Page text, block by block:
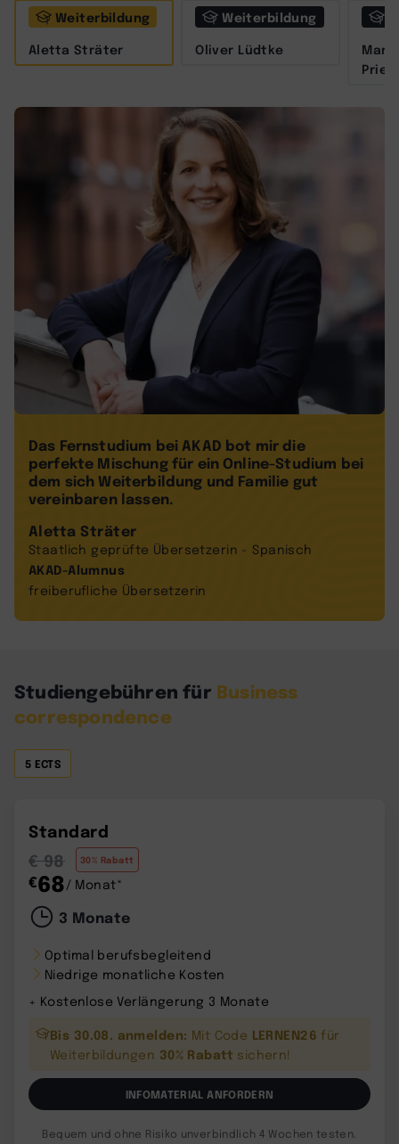
Weiterbildung
Aletta Sträter
Weiterbildung
Oliver Lüdtke
Das Fernstudium bei AKAD bot mir die
perfekte Mischung für ein Online-Studium bei
dem sich Weiterbildung und Familie gut
vereinbaren lassen.
Aletta Sträter
Staatlich geprüfte Übersetzerin - Spanisch
AKAD-Alumnus
freiberufliche Übersetzerin
Studiengebühren für Business
correspondence
5 ECTS
Standard
€ 98
30% Rabatt
€68/ Monat*
3 Monate
Optimal berufsbegleitend
Niedrige monatliche Kosten
+ Kostenlose Verlängerung 3 Monate
Bis 30.08. anmelden: Mit Code LERNEN26 für
Weiterbildungen 30% Rabatt sichern!
INFOMATERIAL ANFORDERN
Bequem und ohne Risiko unverbindlich 4 Wochen testen.